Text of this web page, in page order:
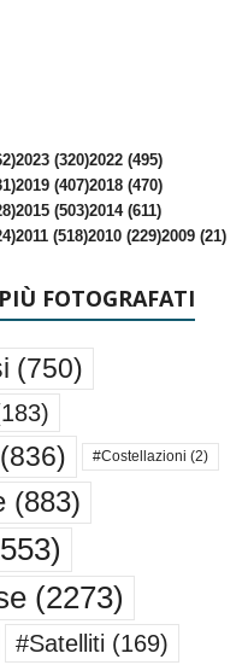
2023 (320)2022 (495)
2019 (407)2018 (470)
2015 (503)2014 (611)
2011 (518)2010 (229)2009 (21)
FOTOGRAFATI
(750)
(836) #Costellazioni (2)
(883)
(2273)
#Satelliti (169)